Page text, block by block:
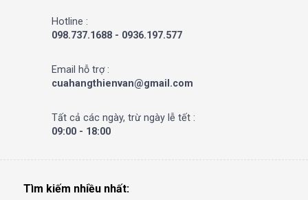
Hotline :
098.737.1688 - 0936.197.577
Email hỗ trợ :
cuahangthienvan@gmail.com
Tất cả các ngày, trừ ngày lễ tết :
09:00 - 18:00
Tìm kiếm nhiều nhất: